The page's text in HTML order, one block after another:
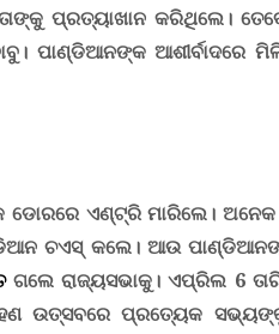
ପ୍ରତ୍ୟାଖାନ କରିଥିଲେ ।
। ପାଣ୍ଡିଆନଙ୍କ ଆଶୀର୍ବାଦରେ
ଡୋରରେ ଏଣ୍ଟ୍ରି ମାରିଲେ।
ଚଏସ୍ କଲେ। ଆଉ
ଗଲେ ରାଜ୍ୟସଭାକୁ। ଏପ୍ରିଲ 6
ଉତ୍ସବରେ ପ୍ରତ୍ୟେକ